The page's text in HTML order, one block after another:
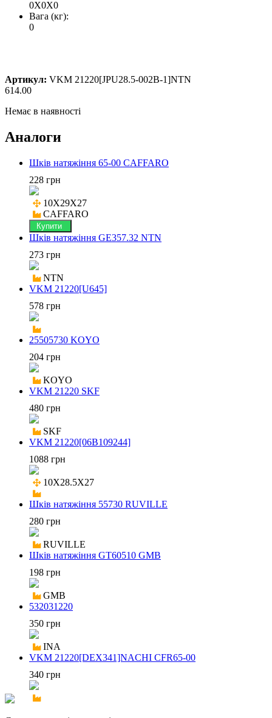
0X0X0
Вага (кг):
0
Артикул: VKM 21220[JPU28.5-002B-1]NTN
614.00
Немає в наявності
Аналоги
Шків натяжіння 65-00 CAFFARO
228 грн
10X29X27
CAFFARO
Купити
Шків натяжіння GE357.32 NTN
273 грн
NTN
VKM 21220[U645]
578 грн
25505730 KOYO
204 грн
KOYO
VKM 21220 SKF
480 грн
SKF
VKM 21220[06B109244]
1088 грн
10X28.5X27
Шків натяжіння 55730 RUVILLE
280 грн
RUVILLE
Шків натяжіння GT60510 GMB
198 грн
GMB
532031220
350 грн
INA
VKM 21220[DEX341]NACHI CFR65-00
340 грн